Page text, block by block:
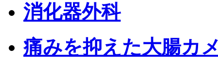
消化器外科
痛みを抑えた大腸カ